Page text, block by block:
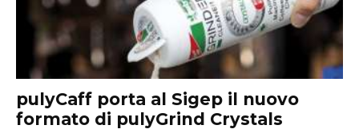
pulyCaff porta al Sigep il nuovo
formato di pulyGrind Crystals